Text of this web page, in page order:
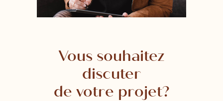
Vous souhaitez
discuter
de votre projet?